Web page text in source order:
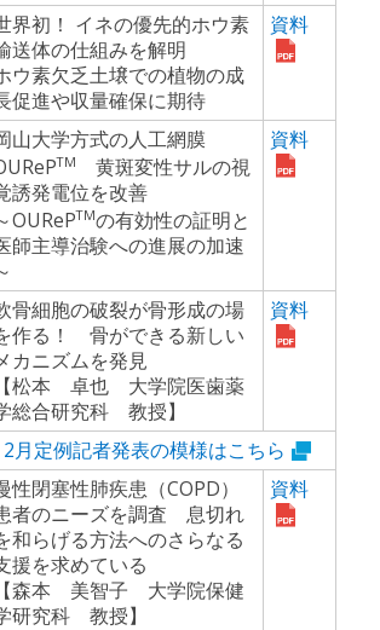
界初！ イネの優先的ホウ素
送体の仕組みを解明
ウ素欠乏土壌での植物の成
促進や収量確保に期待
資料
山大学方式の人工網膜
TM
黄斑変性サルの視
誘発電位を改善
OURePTMの有効性の証明と
師主導治験への進展の加速
資料
骨細胞の破裂が骨形成の場
作る！ 骨ができる新しい
カニズムを発見
【松本 卓也 大学院医歯薬
総合研究科 教授】
資料
月定例記者発表の模様はこちら
性閉塞性肺疾患（COPD）
者のニーズを調査 息切れ
和らげる方法へのさらなる
援を求めている
【森本 美智子 大学院保健
研究科 教授】
資料